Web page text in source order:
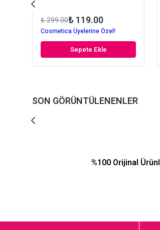
₺ 299.00₺ 119.00
Cosmetica Üyelerine Özel!
Sepete Ekle
SON GÖRÜNTÜLENENLER
%100 Orijinal